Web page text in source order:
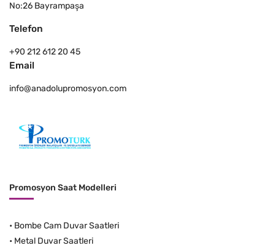
No:26 Bayrampaşa
Telefon
+90 212 612 20 45
Email
info@anadolupromosyon.com
Promosyon Saat Modelleri
• Bombe Cam Duvar Saatleri
• Metal Duvar Saatleri